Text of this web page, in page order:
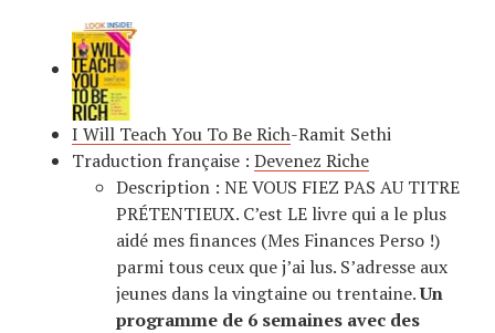
I Will Teach You To Be Rich-Ramit Sethi
Traduction française : Devenez Riche
Description : NE VOUS FIEZ PAS AU TITRE
PRÉTENTIEUX. C’est LE livre qui a le plus
aidé mes finances (Mes Finances Perso !)
parmi tous ceux que j’ai lus. S’adresse aux
jeunes dans la vingtaine ou trentaine.Un
programme de 6 semaines avec des